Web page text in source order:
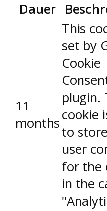
Dauer
11
months
This
set by
Cookie
plugin.
cookie
to
user
for the
in the